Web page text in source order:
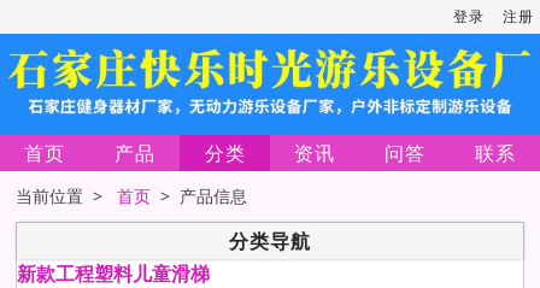
登录 注册
首页 产品 分类 资讯 问答 联系
当前位置 >首页 > 产品信息
分类导航
新款工程塑料儿童滑梯